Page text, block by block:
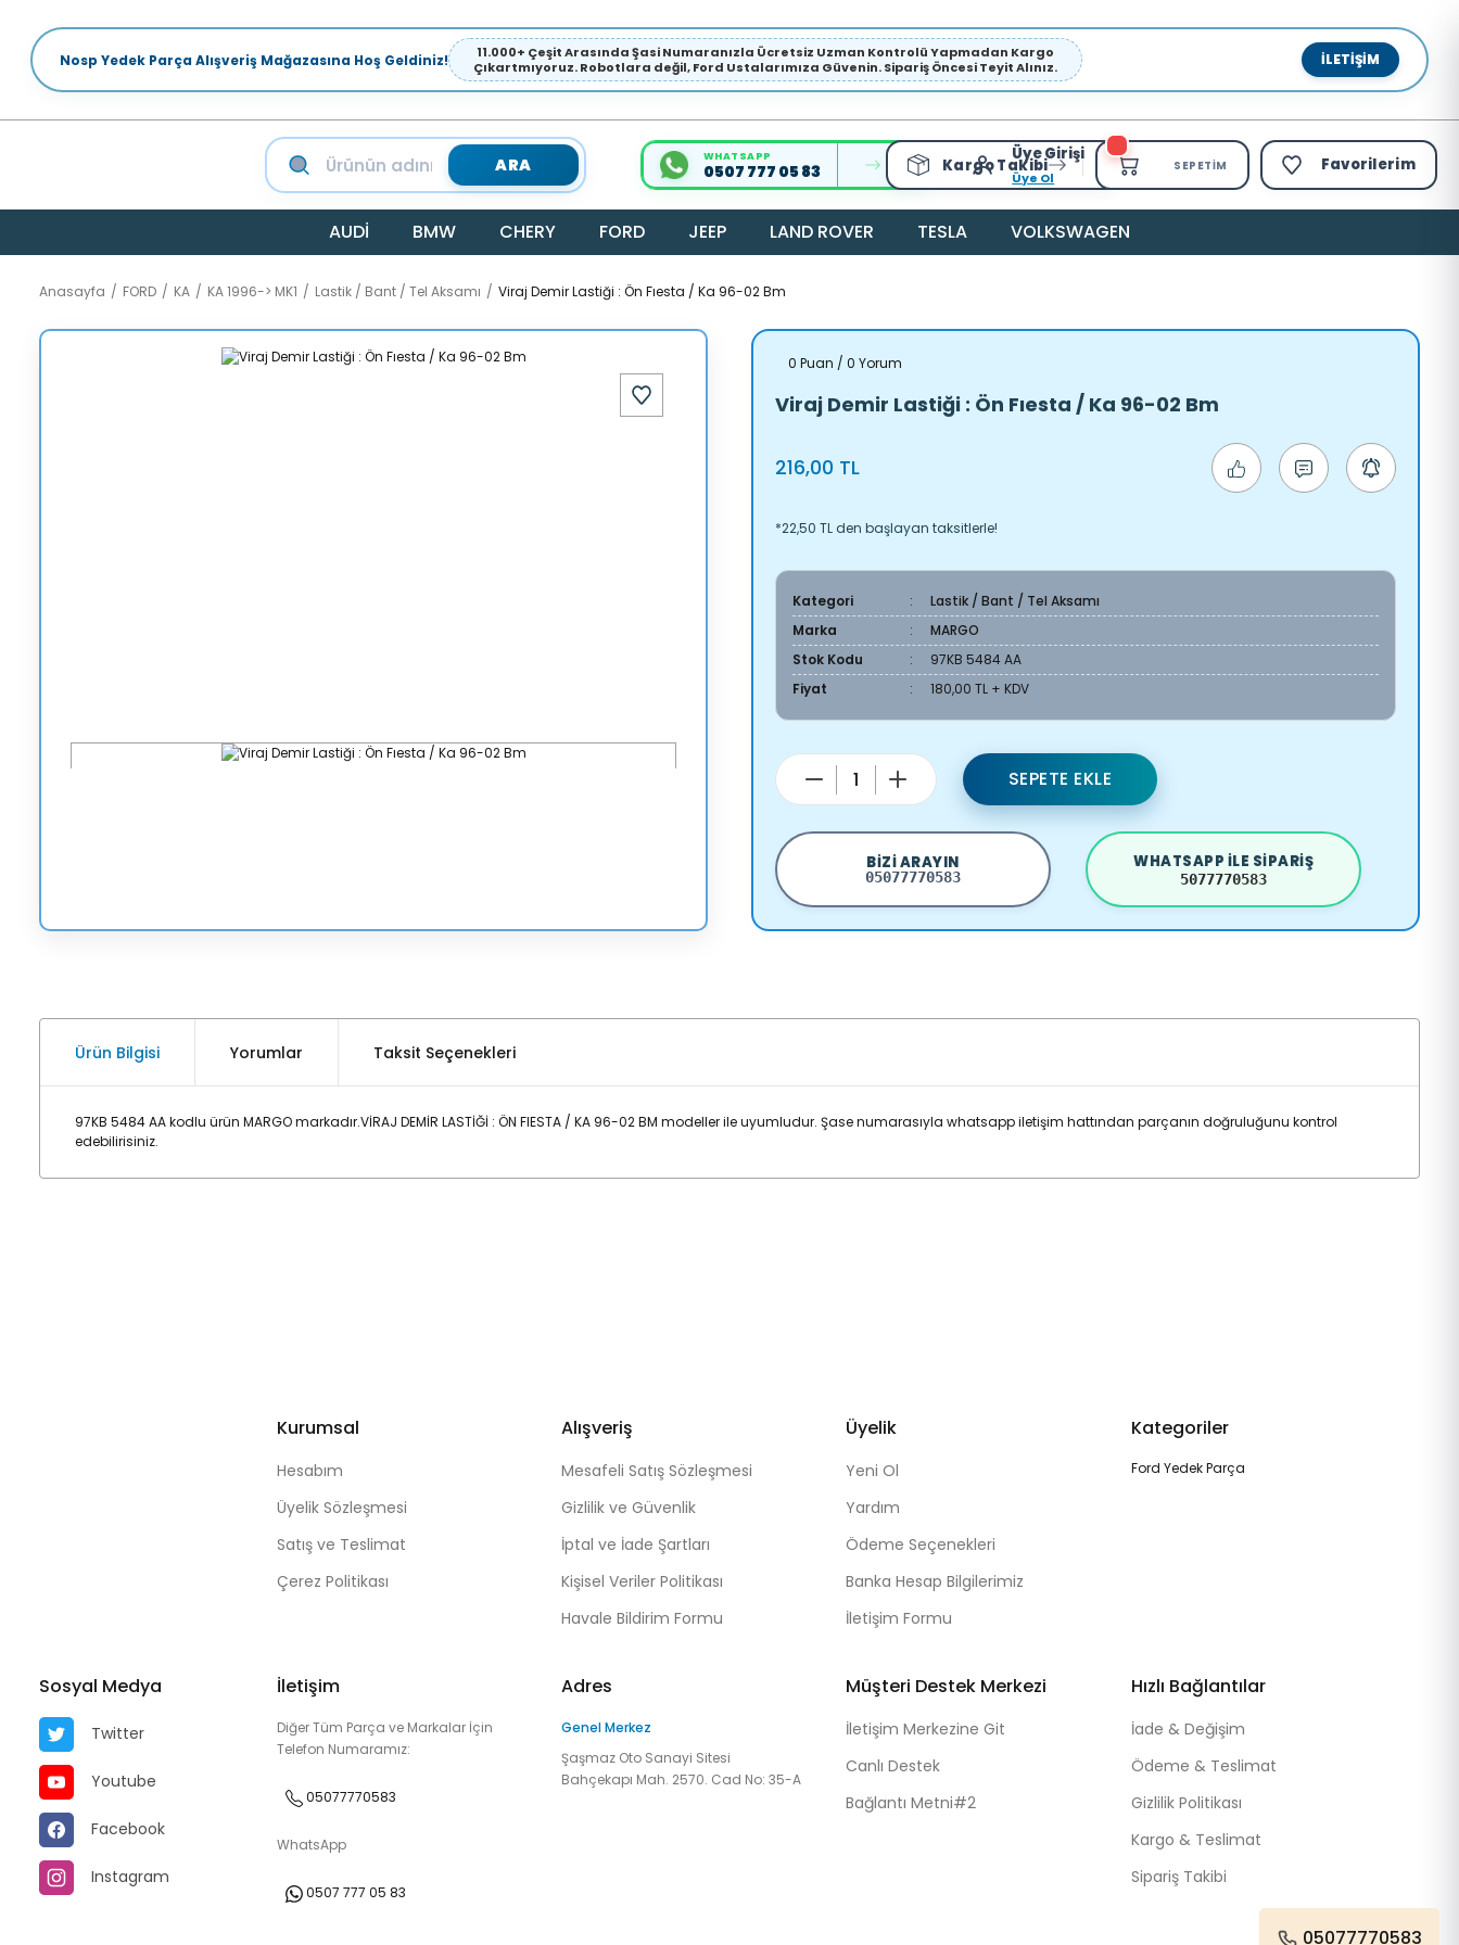
Nosp Yedek Parça Alışveriş Mağazasına Hoş Geldiniz!
11.000+ Çeşit Arasında Şasi Numaranızla Ücretsiz Uzman Kontrolü Yapmadan Kargo
Çıkartmıyoruz. Robotlara değil, Ford Ustalarımıza Güvenin. Sipariş Öncesi Teyit Alınız.
İLETIŞIM
ARA WHATSAPP
0507 777 05 83 Kargo Takibi
Üye Girişi
Üye Ol
SEPETIM Favorilerim
AUDİ BMW CHERY FORD JEEP LAND ROVER TESLA VOLKSWAGEN
Anasayfa FORD KA KA 1996-> MK1 Lastik / Bant / Tel Aksamı Viraj Demir Lastiği : Ön Fıesta / Ka 96-02 Bm
0 Puan / 0 Yorum
Viraj Demir Lastiği : Ön Fıesta / Ka 96-02 Bm
216,00 TL
*22,50 TL den başlayan taksitlerle!
Kategori
Lastik / Bant / Tel Aksamı
Marka
MARGO
Stok Kodu
97KB 5484 AA
Fiyat
180,00 TL + KDV
SEPETE EKLE
BIZI ARAYIN
05077770583
WHATSAPP ILE SIPARIŞ
5077770583
Ürün Bilgisi Yorumlar Taksit Seçenekleri
97KB 5484 AA kodlu ürün MARGO markadır.VİRAJ DEMİR LASTİĞİ : ÖN FIESTA / KA 96-02 BM modeller ile uyumludur. Şase numarasıyla whatsapp iletişim hattından parçanın doğruluğunu kontrol
edebilirisiniz.
Kurumsal
Hesabım
Üyelik Sözleşmesi
Satış ve Teslimat
Çerez Politikası
Alışveriş
Mesafeli Satış Sözleşmesi
Gizlilik ve Güvenlik
İptal ve İade Şartları
Kişisel Veriler Politikası
Havale Bildirim Formu
Üyelik
Yeni Ol
Yardım
Ödeme Seçenekleri
Banka Hesap Bilgilerimiz
İletişim Formu
Kategoriler
Ford Yedek Parça
Sosyal Medya
Twitter
Youtube
Facebook
Instagram
İletişim
Diğer Tüm Parça ve Markalar İçin
Telefon Numaramız:
05077770583
WhatsApp
0507 777 05 83
Adres
Genel Merkez
Şaşmaz Oto Sanayi Sitesi
Bahçekapı Mah. 2570. Cad No: 35-A
Müşteri Destek Merkezi
İletişim Merkezine Git
Canlı Destek
Bağlantı Metni#2
Hızlı Bağlantılar
İade & Değişim
Ödeme & Teslimat
Gizlilik Politikası
Kargo & Teslimat
Sipariş Takibi
05077770583